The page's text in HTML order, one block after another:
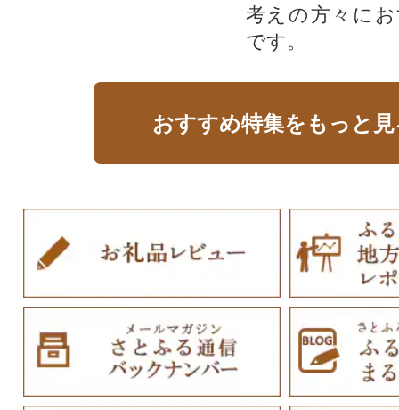
考えの方々に
です。
おすすめ特集をもっと